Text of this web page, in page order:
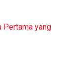
Pertama yang